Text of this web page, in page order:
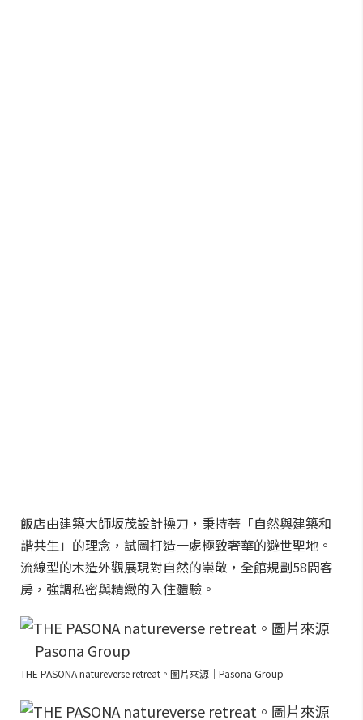
飯店由建築大師坂茂設計操刀，秉持著「自然與建築和
諧共生」的理念，試圖打造一處極致奢華的避世聖地。
流線型的木造外觀展現對自然的崇敬，全館規劃58間客
房，強調私密與精緻的入住體驗。
THE PASONA natureverse retreat。圖片來源｜Pasona Group